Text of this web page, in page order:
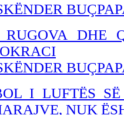
BU
RUGOVA DHE
I LUFTËS
NUK